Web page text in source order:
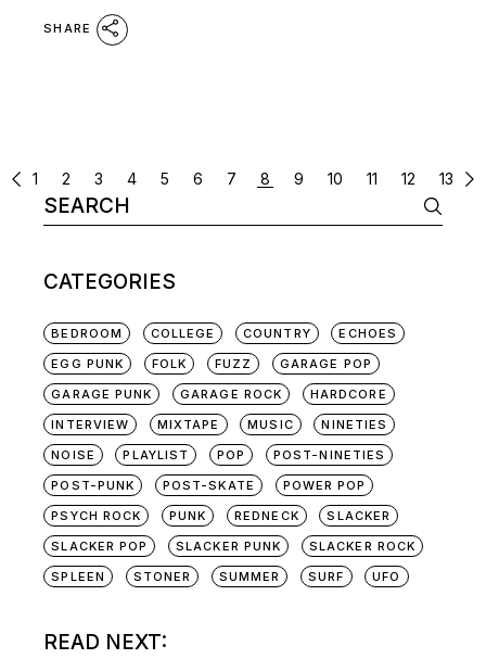
SHARE
POSTS
NAVIGATION
1 2 3 4 5 6 7 8 9 10 11 12 13
Search
for:
CATEGORIES
BEDROOM COLLEGE COUNTRY
ECHOES
EGG PUNK
FOLK FUZZ
GARAGE POP
GARAGE PUNK
GARAGE ROCK
HARDCORE
INTERVIEW
MIXTAPE MUSIC
NINETIES
NOISE
PLAYLIST POP
POST-NINETIES
POST-PUNK
POST-SKATE
POWER POP
PSYCH ROCK
PUNK REDNECK
SLACKER
SLACKER POP
SLACKER PUNK
SLACKER ROCK
SPLEEN
STONER SUMMER SURF UFO
READ NEXT: